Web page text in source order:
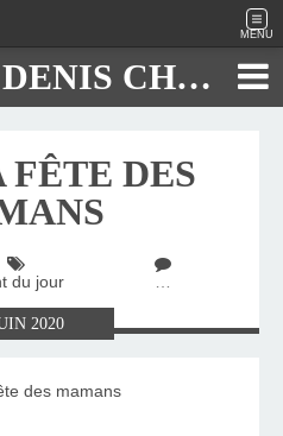
MENU
JOURNAL DE DENIS CHAUTARD
FÊTE DES
du jour …
2020